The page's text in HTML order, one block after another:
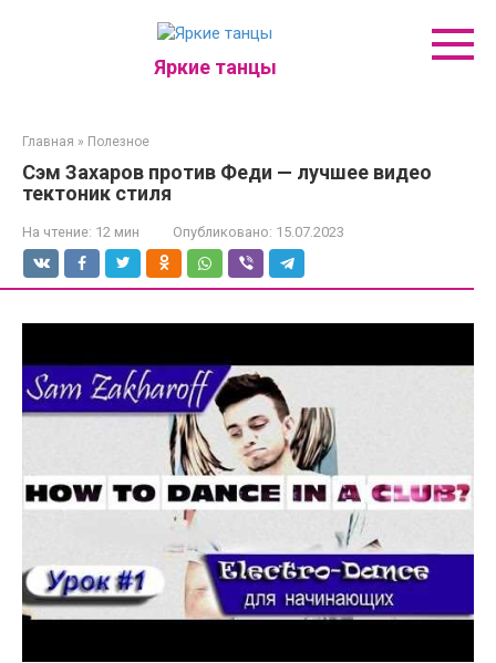
Яркие танцы
Главная » Полезное
Сэм Захаров против Феди — лучшее видео
тектоник стиля
На чтение: 12 мин Опубликовано: 15.07.2023